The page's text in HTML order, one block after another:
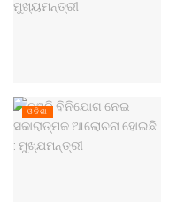
ଓଡିଶା